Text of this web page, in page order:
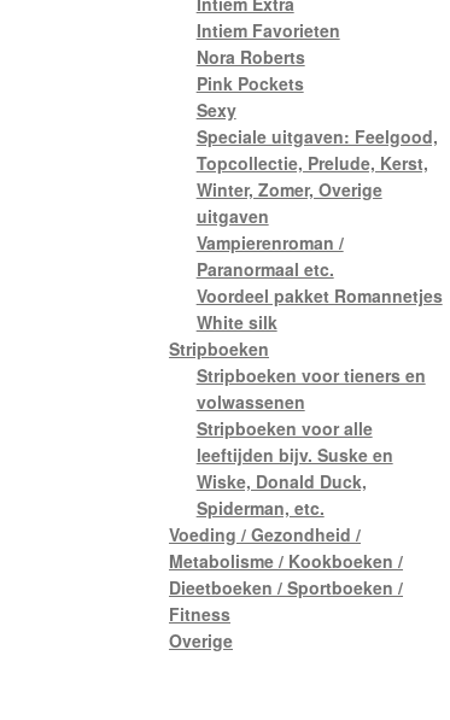
Intiem Favorieten
Nora Roberts
Pink Pockets
Sexy
Speciale uitgaven: Feelgood,
Topcollectie, Prelude, Kerst,
Winter, Zomer, Overige
uitgaven
Vampierenroman /
Paranormaal etc.
Voordeel pakket Romannetjes
White silk
Stripboeken
Stripboeken voor tieners en
volwassenen
Stripboeken voor alle
leeftijden bijv. Suske en
Wiske, Donald Duck,
Spiderman, etc.
Voeding / Gezondheid /
Metabolisme / Kookboeken /
Dieetboeken / Sportboeken /
Fitness
Overige